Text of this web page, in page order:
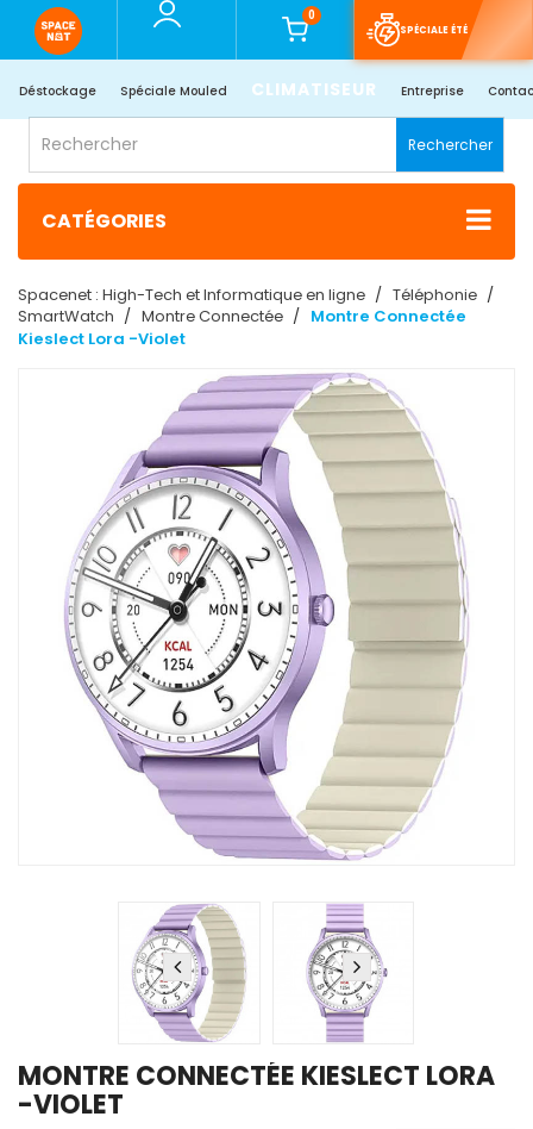
0
SPÉCIALE ÉTÉ
Déstockage Spéciale Mouled CLIMATISEUR Entreprise
Rechercher
CATÉGORIES
Spacenet : High-Tech et Informatique en ligne
Téléphonie
SmartWatch
Montre Connectée
Montre Connectée
Kieslect Lora -Violet
MONTRE CONNECTÉE KIESLECT LORA
-VIOLET